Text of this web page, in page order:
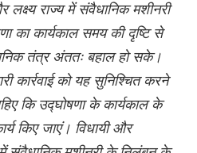
लक्ष्य राज्य में संवैधानिक मशीनरी
का कार्यकाल समय की दृष्टि से
तंत्र अंततः बहाल हो सके।
कार्रवाई को यह सुनिश्चित करने
कि उद्घोषणा के कार्यकाल के
किए जाएं। विधायी और